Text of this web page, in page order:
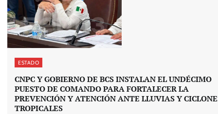
ESTADO
CNPC Y GOBIERNO DE BCS INSTALAN EL UNDÉCIMO
PUESTO DE COMANDO PARA FORTALECER LA
PREVENCIÓN Y ATENCIÓN ANTE LLUVIAS Y
TROPICALES